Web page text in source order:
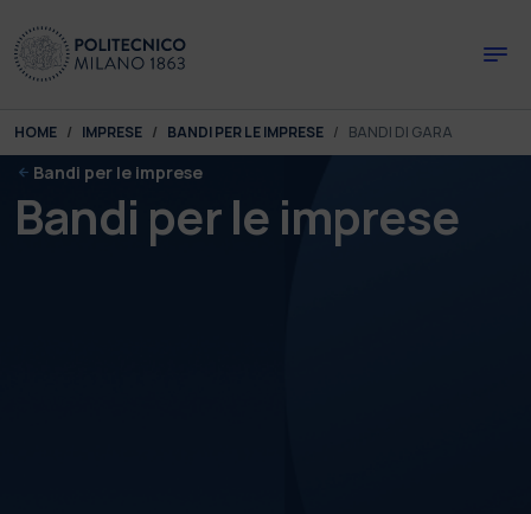
You are here:
HOME IMPRESE BANDI PER LE IMPRESE BANDI DI GARA
Bandi per le imprese
Bandi per le imprese